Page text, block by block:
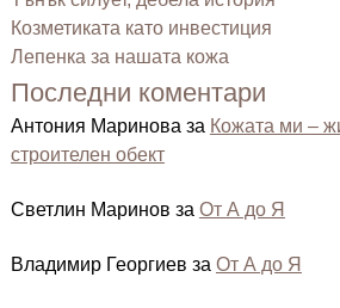
Козметиката като инвестиция
Лепенка за нашата кожа
Последни коментари
Антония Маринова за Кожата ми –
строителен обект
Светлин Маринов за От А до Я
Владимир Георгиев за От А до Я